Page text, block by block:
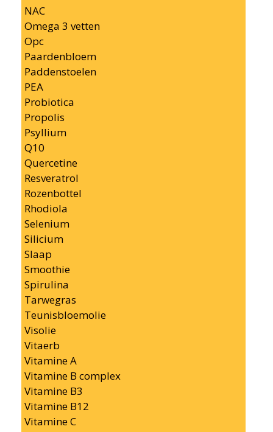
NAC
Omega 3 vetten
Opc
Paardenbloem
Paddenstoelen
PEA
Probiotica
Propolis
Psyllium
Q10
Quercetine
Resveratrol
Rozenbottel
Rhodiola
Selenium
Silicium
Slaap
Smoothie
Spirulina
Tarwegras
Teunisbloemolie
Visolie
Vitaerb
Vitamine A
Vitamine B complex
Vitamine B3
Vitamine B12
Vitamine C